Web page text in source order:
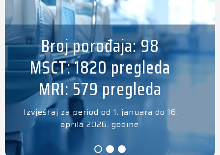
Broj porođaja: 98
MSCT: 1820 pregleda
MRI: 579 pregleda
Izvještaj za period od 1. januara do 16.
aprila 2026. godine